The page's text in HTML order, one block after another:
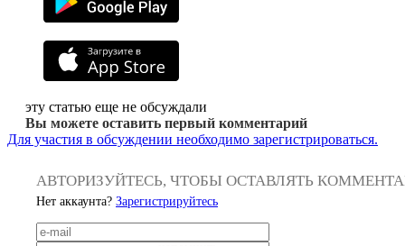
эту статью еще не обсуждали
Вы можете оставить первый комментарий
Для участия в обсуждении необходимо зарегистрироваться.
АВТОРИЗУЙТЕСЬ, ЧТОБЫ ОСТАВЛЯТЬ
Нет аккаунта? Зарегистрируйтесь